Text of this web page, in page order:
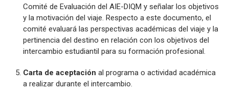
Comité de Evaluación del AIE-DIQM y señalar los objetivos
y la motivación del viaje. Respecto a este documento, el
comité evaluará las perspectivas académicas del viaje y la
pertinencia del destino en relación con los objetivos del
intercambio estudiantil para su formación profesional.
Carta de aceptación al programa o actividad académica
a realizar durante el intercambio.